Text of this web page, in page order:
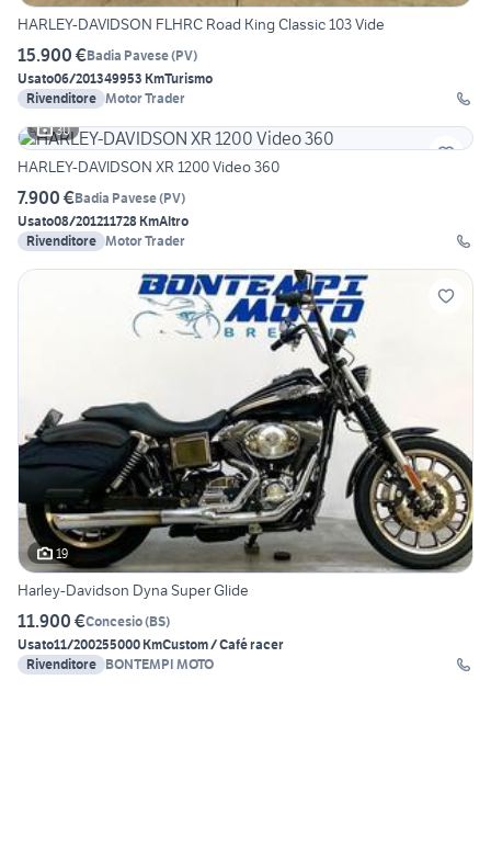
HARLEY-DAVIDSON FLHRC Road King Classic 103 Vide
15.900 €Badia Pavese(PV)
Usato06/201349953 KmTurismo
Rivenditore Motor Trader
30
HARLEY-DAVIDSON XR 1200 Video 360
7.900 €Badia Pavese(PV)
Usato08/201211728 KmAltro
Rivenditore Motor Trader
19
Harley-Davidson Dyna Super Glide
11.900 €Concesio(BS)
Usato11/200255000 KmCustom / Café racer
Rivenditore BONTEMPI MOTO